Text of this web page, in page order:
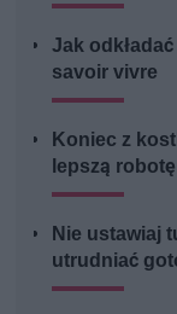
Jak
savoir vivre
Koniec z
lepszą robotę
Nie ustawiaj
utrudniać